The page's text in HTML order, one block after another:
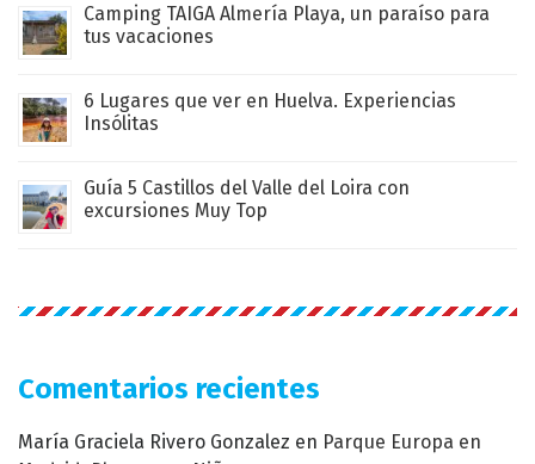
Camping TAIGA Almería Playa, un paraíso para
tus vacaciones
6 Lugares que ver en Huelva. Experiencias
Insólitas
Guía 5 Castillos del Valle del Loira con
excursiones Muy Top
Comentarios recientes
María Graciela Rivero Gonzalez en Parque Europa en